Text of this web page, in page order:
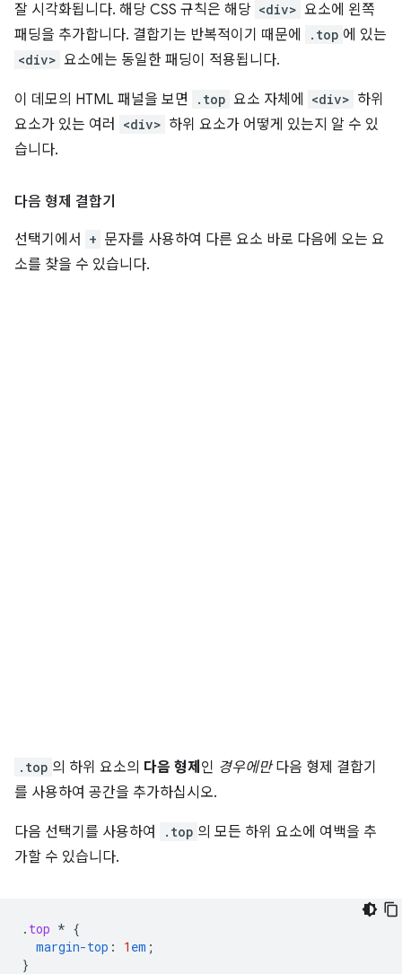
잘 시각화됩니다. 해당 CSS 규칙은 해당 <div> 요소에 왼쪽
패딩을 추가합니다. 결합기는 반복적이기 때문에
.top 에 있는
<div> 요소에는 동일한 패딩이 적용됩니다.
이 데모의 HTML 패널을 보면 .top 요소 자체에 <div> 하위
요소가 있는 여러
<div> 하위 요소가 어떻게 있는지 알 수 있
습니다.
다음 형제 결합기
선택기에서 + 문자를 사용하여 다른 요소 바로 다음에 오는 요
소를 찾을 수 있습니다.
.top 의 하위 요소의 다음 형제 인 경우에만다음 형제 결합기
를 사용하여 공간을 추가하십시오.
다음 선택기를 사용하여 .top 의 모든 하위 요소에 여백을 추
가할 수 있습니다.
. top * {
margin-top : 1 em ;
}